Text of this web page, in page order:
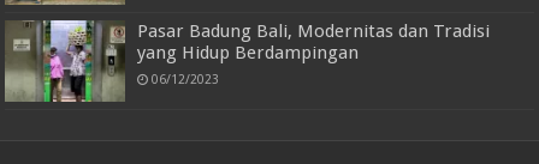
Pasar Badung Bali, Modernitas dan Tradisi
yang Hidup Berdampingan
06/12/2023